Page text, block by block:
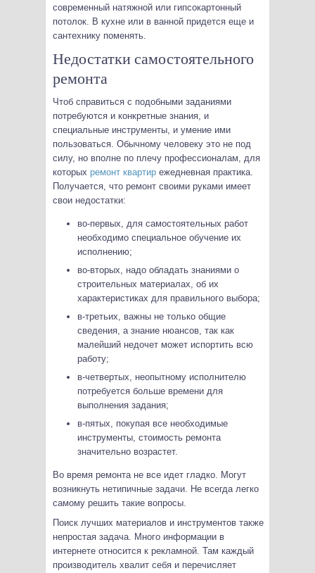
современный натяжной или гипсокартонный
потолок. В кухне или в ванной придется еще и
сантехнику поменять.
Недостатки самостоятельного
ремонта
Чтоб справиться с подобными заданиями
потребуются и конкретные знания, и
специальные инструменты, и умение ими
пользоваться. Обычному человеку это не под
силу, но вполне по плечу профессионалам, для
которых ремонт квартир ежедневная практика.
Получается, что ремонт своими руками имеет
свои недостатки:
во-первых, для самостоятельных работ
необходимо специальное обучение их
исполнению;
во-вторых, надо обладать знаниями о
строительных материалах, об их
характеристиках для правильного выбора;
в-третьих, важны не только общие
сведения, а знание нюансов, так как
малейший недочет может испортить всю
работу;
в-четвертых, неопытному исполнителю
потребуется больше времени для
выполнения задания;
в-пятых, покупая все необходимые
инструменты, стоимость ремонта
значительно возрастет.
Во время ремонта не все идет гладко. Могут
возникнуть нетипичные задачи. Не всегда легко
самому решить такие вопросы.
Поиск лучших материалов и инструментов также
непростая задача. Много информации в
интернете относится к рекламной. Там каждый
производитель хвалит себя и перечисляет